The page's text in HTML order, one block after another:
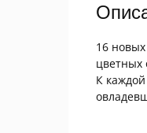
16
цветных
К